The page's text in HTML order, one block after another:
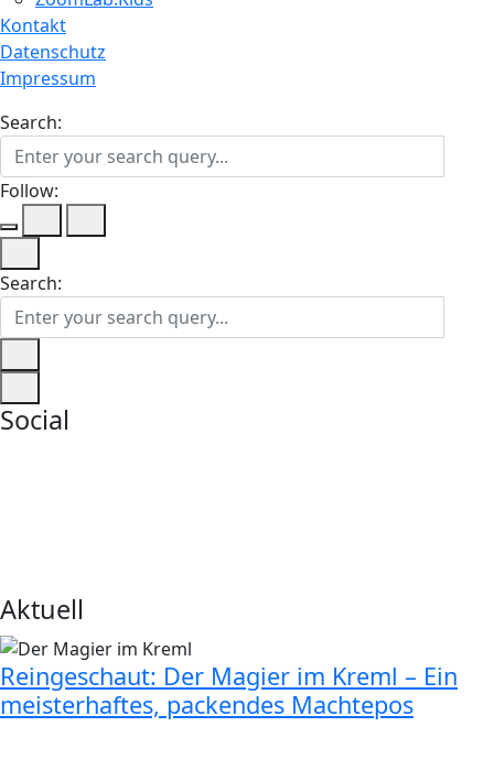
Kontakt
Datenschutz
Impressum
Search:
Follow:
Search:
Social
Aktuell
Reingeschaut: Der Magier im Kreml – Ein
meisterhaftes, packendes Machtepos